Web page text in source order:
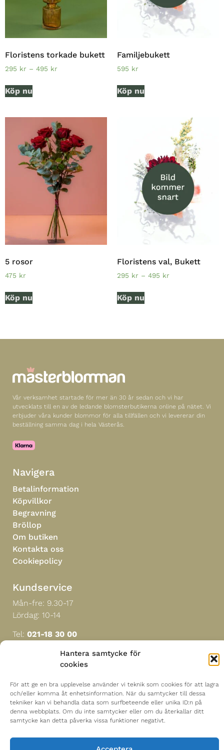
Hantera samtycke för
cookies
För att ge en bra upplevelse använder vi teknik som cookies för att lagra
och/eller komma åt enhetsinformation. När du samtycker till dessa
tekniker kan vi behandla data som surfbeteende eller unika ID:n på
denna webbplats. Om du inte samtycker eller om du återkallar ditt
samtycke kan detta påverka vissa funktioner negativt.
Floristens torkade bukett
295 kr – 495 kr
Köp nu
Familjebukett
595 kr
Köp nu
5 rosor
475 kr
Köp nu
Floristens val, Bukett
295 kr – 495 kr
Köp nu
Vår verksamhet startade för mer än 30 år sedan och vi har
utvecklats till en av de ledande blomsterbutikerna online på nätet. Vi
erbjuder våra kunder blommor för alla tillfällen och vi levererar din
beställning samma dag i hela Västerås.
Navigera
Betalinformation
Köpvillkor
Begravning
Bröllop
Om butiken
Kontakta oss
Cookiepolicy
Kundservice
Mån-fre: 9.30-17
Lördag: 10-14
Tel: 021-18 30 00
Hitta till oss
Mästerblomman i Sverige AB
Sturegatan 18
722 13 Västerås